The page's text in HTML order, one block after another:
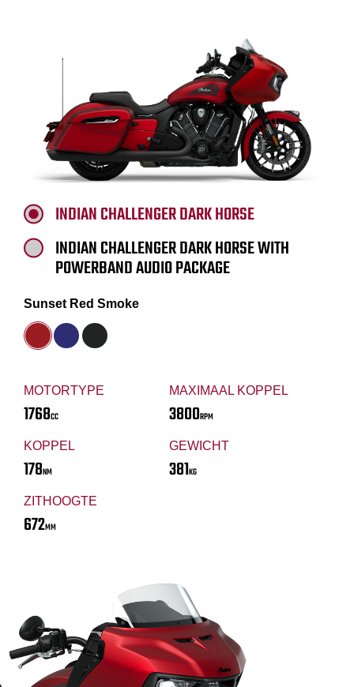
MOTORTYPE
1768CC
MAXIMAAL KOPPEL
3800RPM
KOPPEL
178NM
GEWICHT
381KG
ZITHOOGTE
672MM
INDIAN CHALLENGER DARK HORSE
INDIAN CHALLENGER DARK HORSE WITH
POWERBAND AUDIO PACKAGE
Sunset Red Smoke